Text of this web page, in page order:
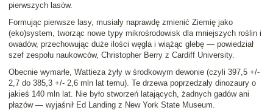
pierwszych lasów.
Formując pierwsze lasy, musiały naprawdę zmienić Ziemię jako
(eko)system, tworząc nowe typy mikrośrodowisk dla mniejszych roślin i
owadów, przechowując duże ilości węgla i wiążąc glebę — powiedział
szef zespołu naukowców, Christopher Berry z Cardiff University.
Obecnie wymarłe, Wattieza żyły w środkowym dewonie (czyli 397,5 +/-
2,7 do 385,3 +/- 2,6 mln lat temu). Te drzewa poprzedzały dinozaury o
jakieś 140 mln lat. Nie było stworzeń latających, żadnych gadów ani
płazów— wyjaśnił Ed Landing z New York State Museum.